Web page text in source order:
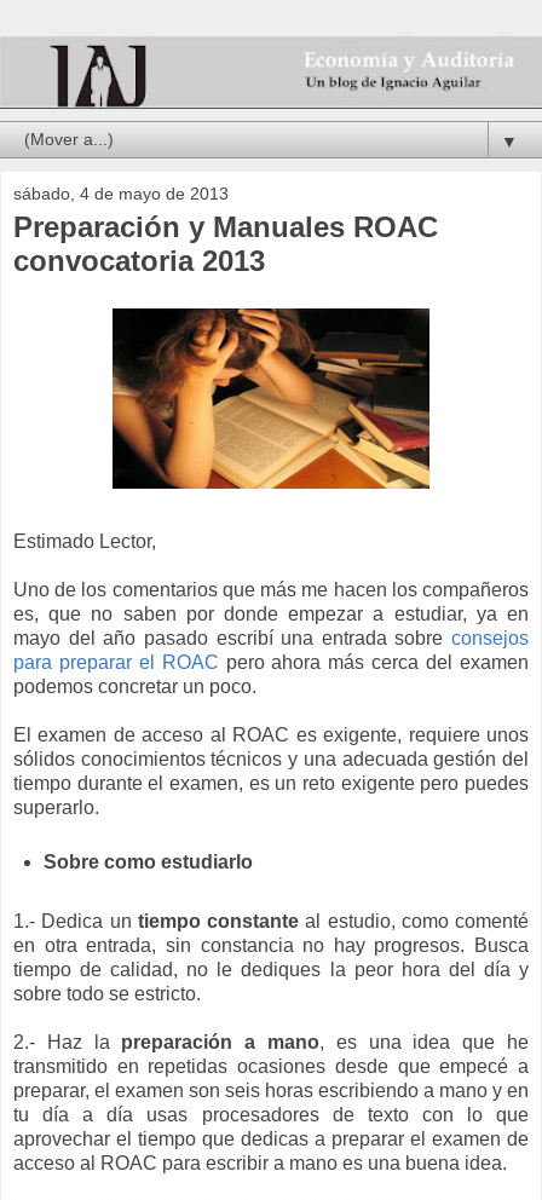
▼
sábado, 4 de mayo de 2013
Preparación y Manuales ROAC
convocatoria 2013
Estimado Lector,
Uno de los comentarios que más me hacen los compañeros
es, que no saben por donde empezar a estudiar, ya en
mayo del año pasado escribí una entrada sobre consejos
para preparar el ROAC pero ahora más cerca del examen
podemos concretar un poco.
El examen de acceso al ROAC es exigente, requiere unos
sólidos conocimientos técnicos y una adecuada gestión del
tiempo durante el examen, es un reto exigente pero puedes
superarlo.
Sobre como estudiarlo
1.- Dedica un tiempo constante al estudio, como comenté
en otra entrada, sin constancia no hay progresos. Busca
tiempo de calidad, no le dediques la peor hora del día y
sobre todo se estricto.
2.- Haz la preparación a mano, es una idea que he
transmitido en repetidas ocasiones desde que empecé a
preparar, el examen son seis horas escribiendo a mano y en
tu día a día usas procesadores de texto con lo que
aprovechar el tiempo que dedicas a preparar el examen de
acceso al ROAC para escribir a mano es una buena idea.